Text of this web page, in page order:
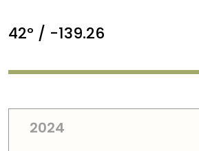
42º / -139.26
2024